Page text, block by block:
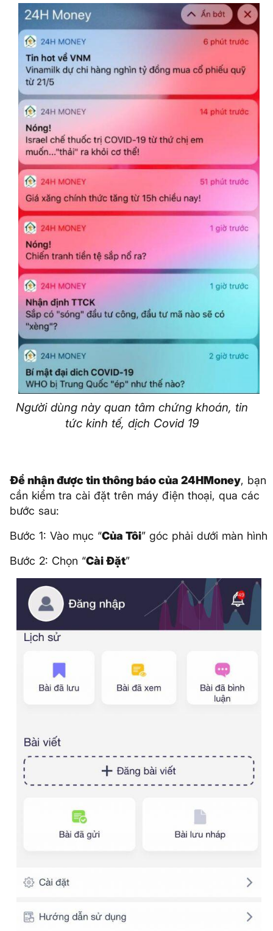
Người dùng này quan tâm chứng khoán, tin
tức kinh tế, dịch Covid 19
Để nhận được tin thông báo của 24HMoney, bạn
cần kiểm tra cài đặt trên máy điện thoại, qua các
bước sau:
Bước 1: Vào mục “Của Tôi” góc phải dưới màn hình
Bước 2: Chọn “Cài Đặt”